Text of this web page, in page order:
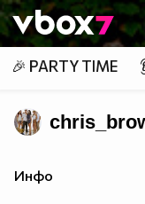
Member of
👾
🎉 PARTY TIME
Инфо